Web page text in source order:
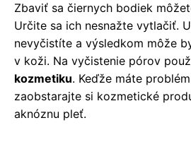
Zbaviť sa čiernych bodiek
Určite sa ich nesnažte vytlačiť.
nevyčistíte a výsledkom môže
v koži. Na vyčistenie pórov
kozmetiku. Keďže máte
zaobstarajte si kozmetické
aknóznu pleť.